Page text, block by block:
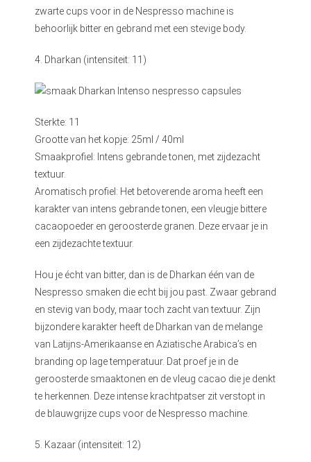
zwarte cups voor in de Nespresso machine is
behoorlijk bitter en gebrand met een stevige body.
4. Dharkan (intensiteit: 11)
Sterkte: 11
Grootte van het kopje: 25ml / 40ml
Smaakprofiel: Intens gebrande tonen, met zijdezacht
textuur.
Aromatisch profiel: Het betoverende aroma heeft een
karakter van intens gebrande tonen, een vleugje bittere
cacaopoeder en geroosterde granen. Deze ervaar je in
een zijdezachte textuur.
Hou je écht van bitter, dan is de Dharkan één van de
Nespresso smaken die echt bij jou past. Zwaar gebrand
en stevig van body, maar toch zacht van textuur. Zijn
bijzondere karakter heeft de Dharkan van de melange
van Latijns-Amerikaanse en Aziatische Arabica’s en
branding op lage temperatuur. Dat proef je in de
geroosterde smaaktonen en de vleug cacao die je denkt
te herkennen. Deze intense krachtpatser zit verstopt in
de blauwgrijze cups voor de Nespresso machine.
5. Kazaar (intensiteit: 12)